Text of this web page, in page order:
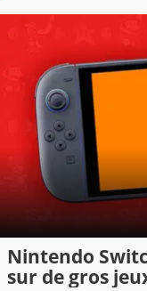
Nintendo
sur de gros